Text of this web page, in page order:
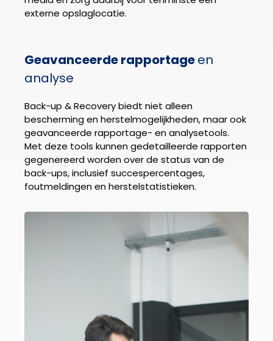
externe opslaglocatie.
Geavanceerde rapportageen
analyse
Back-up & Recovery biedt niet alleen
bescherming en herstelmogelijkheden, maar ook
geavanceerde rapportage- en analysetools.
Met deze tools kunnen gedetailleerde rapporten
gegenereerd worden over de status van de
back-ups, inclusief succespercentages,
foutmeldingen en herstelstatistieken.